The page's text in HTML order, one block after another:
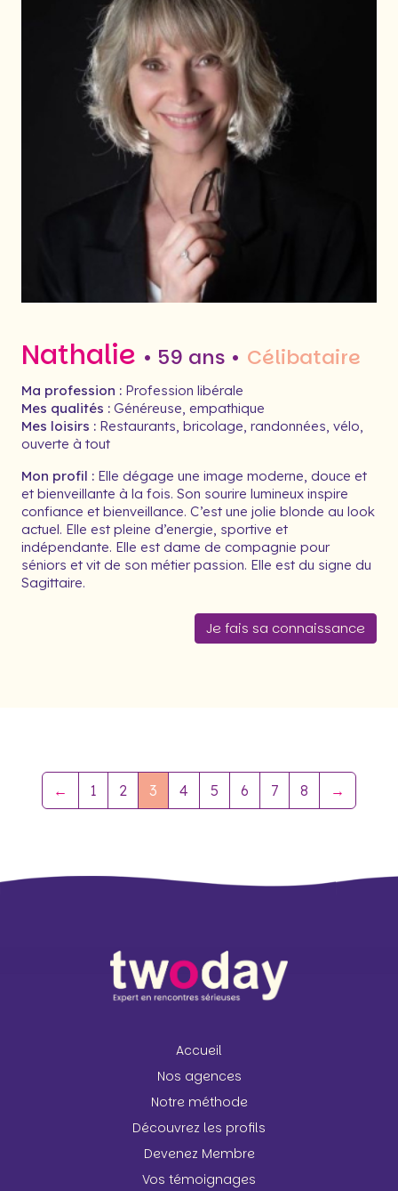
Nathalie • 59 ans • Célibataire
Ma profession : Profession libérale
Mes qualités : Généreuse, empathique
Mes loisirs : Restaurants, bricolage, randonnées, vélo,
ouverte à tout
Mon profil : Elle dégage une image moderne, douce et
et bienveillante à la fois. Son sourire lumineux inspire
confiance et bienveillance. C’est une jolie blonde au look
actuel. Elle est pleine d’energie, sportive et
indépendante. Elle est dame de compagnie pour
séniors et vit de son métier passion. Elle est du signe du
Sagittaire.
Je fais sa connaissance
← 1 2 3 4 5 6 7 8 →
Accueil
Nos agences
Notre méthode
Découvrez les profils
Devenez Membre
Vos témoignages